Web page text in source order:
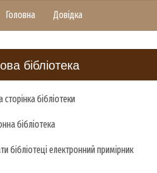
Головна Довідка
бібліотека
сторінка бібліотеки
бібліотека
бібліотеці електронний примірник